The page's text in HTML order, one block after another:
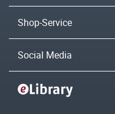
Shop-Service
Social Media